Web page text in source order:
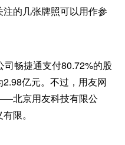
的几张牌照可以用作参
畅捷通支付80.72%的股
亿元。不过，用友网
北京用友科技有限公
限。